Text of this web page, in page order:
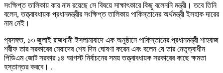
সংক্ষিপ্ত তালিকায় কার নাম রয়েছে সে বিষয়ে সাক্ষাৎকারে কিছু বলেননি মন্ত্রী। তবে তিনি
বলেন, তত্ত্বাবধায়ক প্রধানমন্ত্রীর সংক্ষিপ্ত তালিকায় পাকিস্তানের অর্থমন্ত্রী ইসহাক দারের
নাম নেই।
প্রসঙ্গত, ১৩ জুলাই রাজধানী ইসলামাবাদে এক অনুষ্ঠানে পাকিস্তানের প্রধানমন্ত্রী শাহবাজ
শরীফ তার সরকারের মেয়াদের শেষ দিন ঘোষণা করেন এবং বলেন যে তার নেতৃত্বাধীন
পিডিএম জোট সরকার ১৪ আগস্ট নির্বাচনের সময় তত্ত্বাবধায়ক সরকারের কাছে ক্ষমতা
হস্তান্তর করবে। .